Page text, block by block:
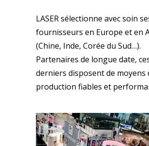
LASER sélectionne avec soin
fournisseurs en Europe et en
(Chine, Inde, Corée du Sud…).
Partenaires de longue date,
derniers disposent de moyens
production fiables et